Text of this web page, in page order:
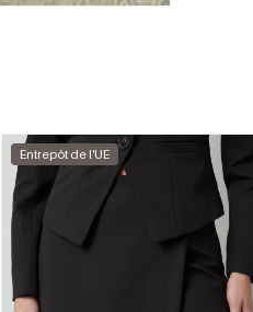
Entrepôt de l'UE